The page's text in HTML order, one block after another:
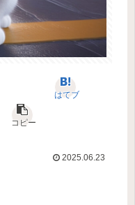
はてブ
コピー
2025.06.23